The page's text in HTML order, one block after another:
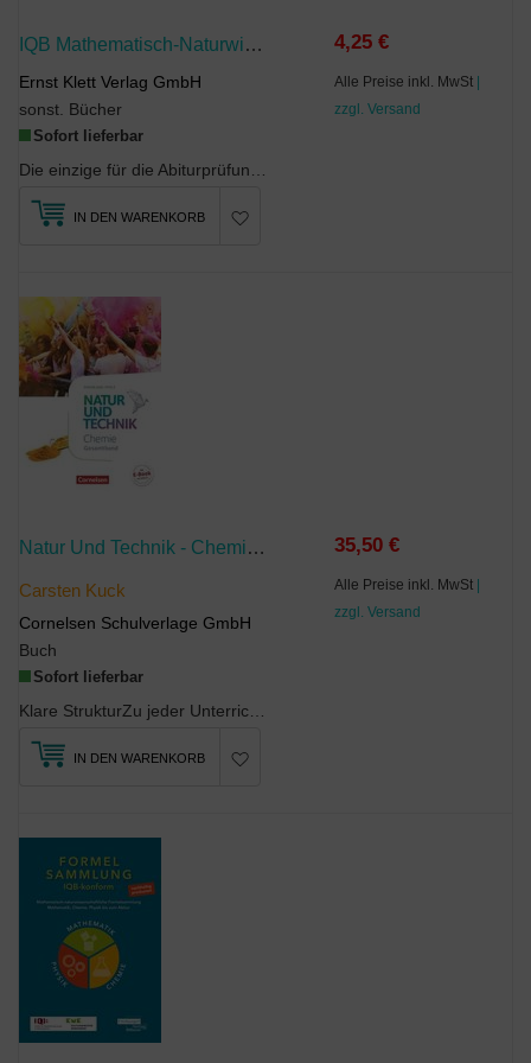
IQB Mathematisch-Naturwissenschaftliche Formelsammlung Für Die Abiturprüfung. Mathematik, Chemie, Physik
Ernst Klett Verlag GmbH
sonst. Bücher
Sofort lieferbar
4,25 €
Alle Preise inkl. MwSt |
zzgl. Versand
IN DEN WARENKORB
Natur Und Technik - Chemie Neubearbeitung - Rheinland-Pfalz - Gesamtband
Carsten Kuck
Cornelsen Schulverlage GmbH
Buch
Sofort lieferbar
35,50 €
Alle Preise inkl. MwSt |
zzgl. Versand
IN DEN WARENKORB